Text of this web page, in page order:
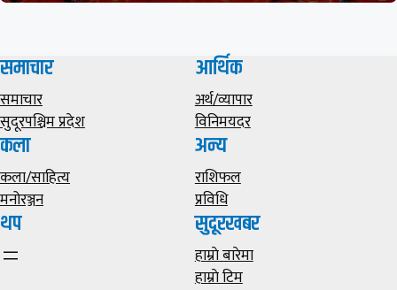
समाचार
समाचार
सुदूरपश्चिम प्रदेश
आर्थिक
अर्थ/व्यापार
विनिमयदर
कला
कला/साहित्य
मनोरञ्जन
अन्य
राशिफल
प्रविधि
थप सुदूरखबर
हाम्राे बारेमा
हाम्राे टिम